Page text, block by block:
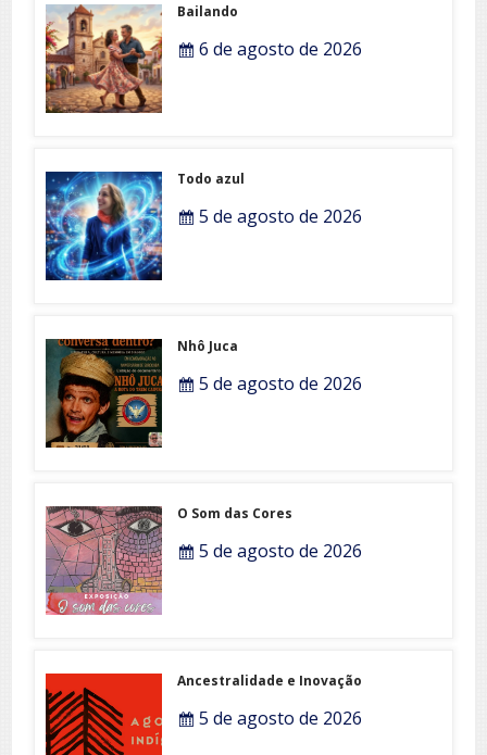
Bailando
6 de agosto de 2026
Todo azul
5 de agosto de 2026
Nhô Juca
5 de agosto de 2026
O Som das Cores
5 de agosto de 2026
Ancestralidade e Inovação
5 de agosto de 2026